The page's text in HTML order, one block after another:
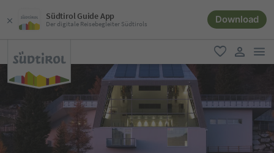
Südtirol Guide App
Der digitale Reisebegleiter Südtirols Download
favorit
user link